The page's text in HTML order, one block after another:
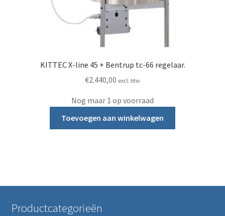
KITTEC X-line 45 + Bentrup tc-66 regelaar.
€2.440,00 excl. btw
Nog maar 1 op voorraad
Toevoegen aan winkelwagen
Productcategorieën